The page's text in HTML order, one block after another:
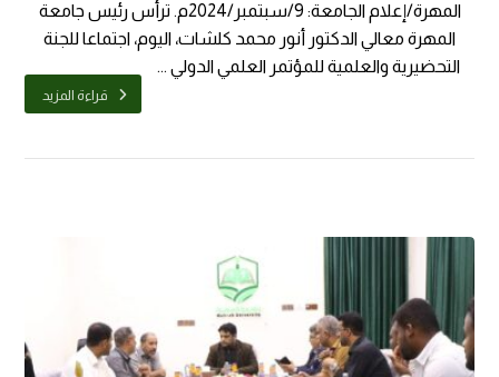
المهرة/إعلام الجامعة: 9/سبتمبر/2024م. ترأس رئيس جامعة
المهرة معالي الدكتور أنور محمد كلشات، اليوم، اجتماعا للجنة
التحضيرية والعلمية للمؤتمر العلمي الدولي ...
قراءة المزيد